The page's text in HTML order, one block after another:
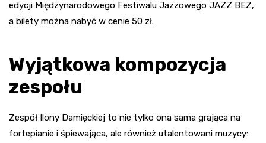
edycji Międzynarodowego Festiwalu Jazzowego JAZZ BEZ,
a bilety można nabyć w cenie 50 zł.
Wyjątkowa kompozycja
zespołu
Zespół Ilony Damięckiej to nie tylko ona sama grająca na
fortepianie i śpiewająca, ale również utalentowani muzycy: